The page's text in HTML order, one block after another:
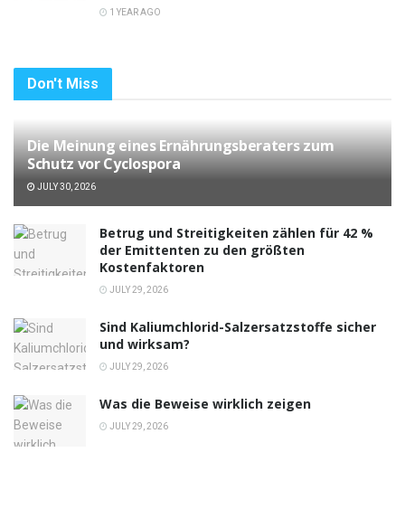
1 YEAR AGO
Don't Miss
Die Meinung eines Ernährungsberaters zum
Schutz vor Cyclospora
JULY 30, 2026
Betrug und Streitigkeiten zählen für 42 %
der Emittenten zu den größten
Kostenfaktoren
JULY 29, 2026
Sind Kaliumchlorid-Salzersatzstoffe sicher
und wirksam?
JULY 29, 2026
Was die Beweise wirklich zeigen
JULY 29, 2026